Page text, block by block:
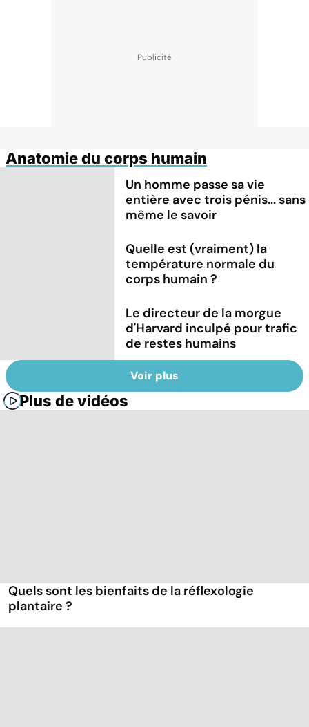
Anatomie du corps humain
Un homme passe sa vie
entière avec trois pénis... sans
même le savoir
Quelle est (vraiment) la
température normale du
corps humain ?
Le directeur de la morgue
d'Harvard inculpé pour trafic
de restes humains
Voir plus
Plus de vidéos
Quels sont les bienfaits de la réflexologie
plantaire ?